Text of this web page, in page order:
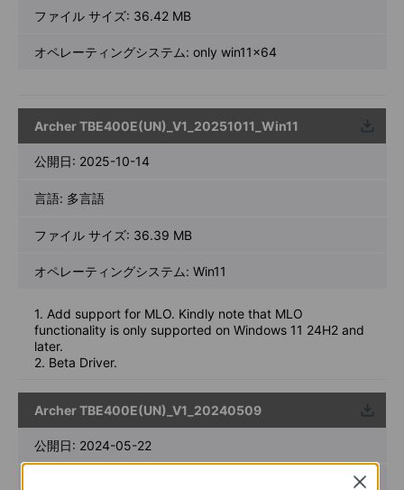
ファイル サイズ: 36.42 MB
オペレーティングシステム: only win11x64
Archer TBE400E(UN)_V1_20251011_Win11
ウンロ
ード
公開日: 2025-10-14
言語: 多言語
ファイル サイズ: 36.39 MB
オペレーティングシステム: Win11
1. Add support for MLO. Kindly note that MLO
functionality is only supported on Windows 11 24H2 and
later.
2. Beta Driver.
Archer TBE400E(UN)_V1_20240509
ウンロ
ード
公開日: 2024-05-22
Close